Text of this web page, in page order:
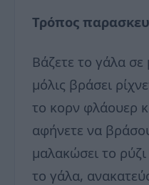
Τρόπος
Βάζετε το γάλα σε
μόλις βράσει
το κορν φλάουερ
αφήνετε να
μαλακώσει το
το γάλα,